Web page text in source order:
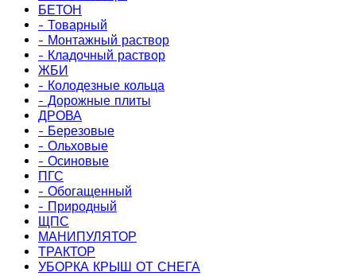
БЕТОН
- Товарный
- Монтажный раствор
- Кладочный раствор
ЖБИ
- Колодезные кольца
- Дорожные плиты
ДРОВА
- Березовые
- Ольховые
- Осиновые
ПГС
- Обогащенный
- Природный
ЩПС
МАНИПУЛЯТОР
ТРАКТОР
УБОРКА КРЫШ ОТ СНЕГА